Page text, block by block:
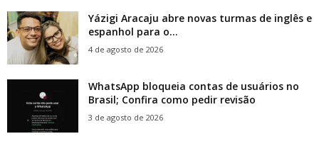
Yázigi Aracaju abre novas turmas de inglês e
espanhol para o...
4 de agosto de 2026
WhatsApp bloqueia contas de usuários no
Brasil; Confira como pedir revisão
3 de agosto de 2026